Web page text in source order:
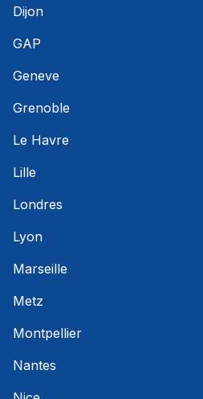
Dijon
GAP
Geneve
Grenoble
Le Havre
Lille
Londres
Lyon
Marseille
Metz
Montpellier
Nantes